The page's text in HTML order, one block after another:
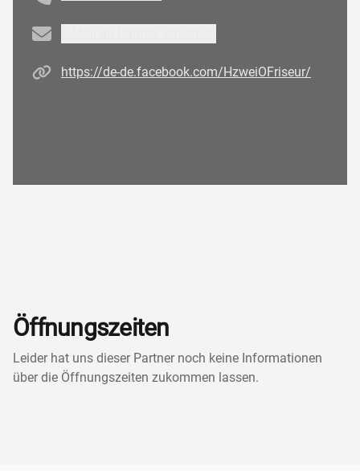
Email
Homepagehttps://de-de.facebook.com/HzweiOFriseur/
Öffnungszeiten
Leider hat uns dieser Partner noch keine Informationen
über die Öffnungszeiten zukommen lassen.